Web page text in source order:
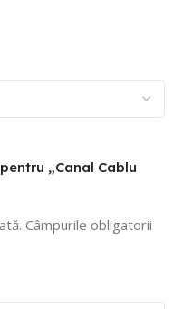
„Canal Cablu
Câmpurile obligatorii